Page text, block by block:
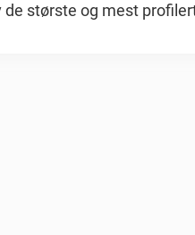
største og mest